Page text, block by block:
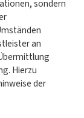
sondern
an
Hierzu
der